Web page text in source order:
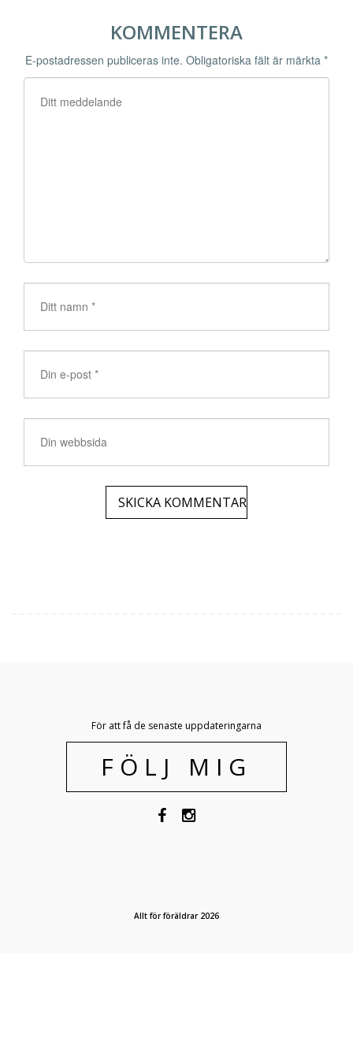
KOMMENTERA
E-postadressen publiceras inte. Obligatoriska fält är märkta *
För att få de senaste uppdateringarna
FÖLJ MIG
Allt för föräldrar 2026